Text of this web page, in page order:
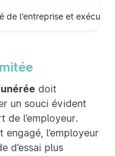
de l’entreprise et exécute
doit
un souci évident
de l’employeur.
l’employeur
d’essai plus